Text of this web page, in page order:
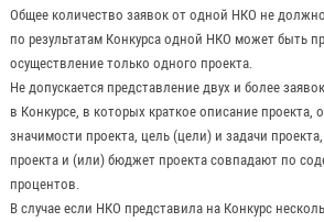
Общее количество заявок от одной НКО не
по результатам Конкурса одной НКО может быть
осуществление только одного проекта.
Не допускается представление двух и более
в Конкурсе, в которых краткое описание проекта,
значимости проекта, цель (цели) и задачи
проекта и (или) бюджет проекта совпадают по
процентов.
В случае если НКО представила на Конкурс